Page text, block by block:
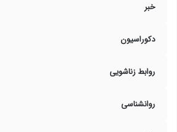
خبر
دکوراسیون
روابط زناشویی
روانشناسی